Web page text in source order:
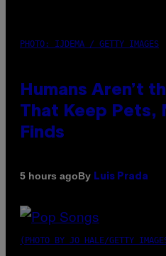
PHOTO: IJDEMA / GETTY IMAGES
Humans Aren’t
That Keep Pets,
Finds
5 hours agoBy Luis Prada
(PHOTO BY JO HALE/GETTY